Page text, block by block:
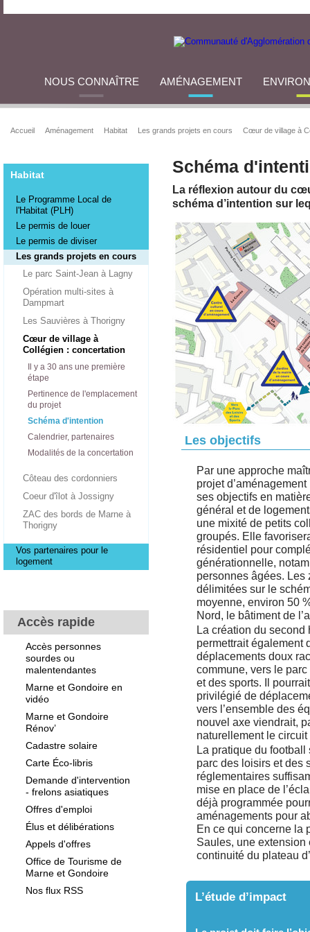
NOUS CONNAÎTRE AMÉNAGEMENT
Accueil Aménagement Habitat Les grands projets en cours Cœur de village à
Habitat
Le Programme Local de
l'Habitat (PLH)
Le permis de louer
Le permis de diviser
Les grands projets en cours
Le parc Saint-Jean à Lagny
Opération multi-sites à
Dampmart
Les Sauvières à Thorigny
Cœur de village à
Collégien : concertation
Il y a 30 ans une première
étape
Pertinence de l'emplacement
du projet
Schéma d'intention
Calendrier, partenaires
Modalités de la concertation
Côteau des cordonniers
Coeur d'îlot à Jossigny
ZAC des bords de Marne à
Thorigny
Vos partenaires pour le
logement
Accès rapide
Accès personnes
sourdes ou
malentendantes
Marne et Gondoire en
vidéo
Marne et Gondoire
Rénov’
Cadastre solaire
Carte Éco-libris
Demande d'intervention
- frelons asiatiques
Offres d'emploi
Élus et délibérations
Appels d'offres
Office de Tourisme de
Marne et Gondoire
Nos flux RSS
Schéma
La réflexion autour du
schéma d’intention sur
Les objectifs
Par une approche
projet
ses objectifs en
général et de
une mixité de petits
groupés. Elle
résidentiel pour
générationnelle,
personnes âgées. Les
délimitées sur le
moyenne, environ 50
Nord, le bâtiment de
La création du
permettrait également
déplacements doux
commune, vers le
et des sports. Il
privilégié de
vers l’ensemble des
nouvel axe viendrait,
naturellement le
La pratique du
parc des loisirs et des
réglementaires
mise en place de
déjà programmée
aménagements pour
En ce qui concerne la
Saules, une extension
continuité du plateau
L’étude d’impact